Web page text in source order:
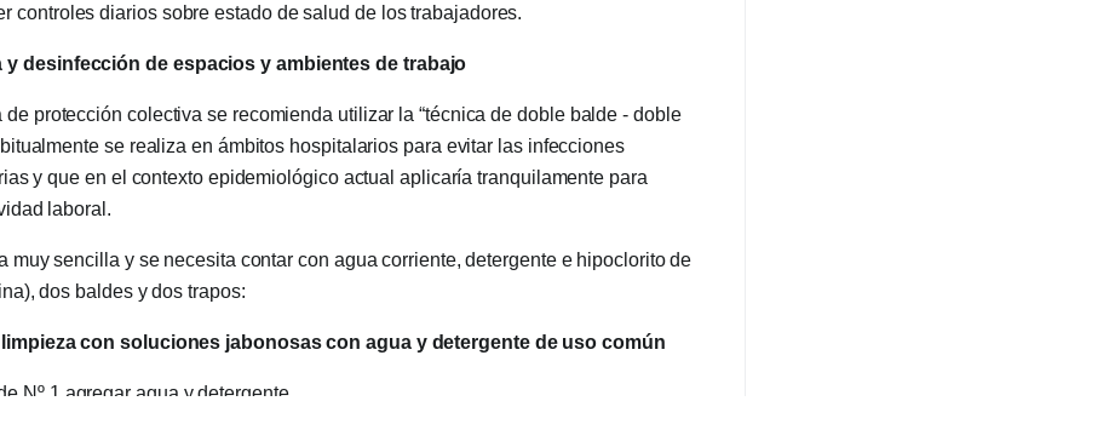
controles diarios sobre estado de salud de los trabajadores.
y desinfección de espacios y ambientes de trabajo
de protección colectiva se recomienda utilizar la “técnica de doble balde - doble
se realiza en ámbitos hospitalarios para evitar las infecciones
y que en el contexto epidemiológico actual aplicaría tranquilamente para
laboral.
muy sencilla y se necesita contar con agua corriente, detergente e hipoclorito de
dos baldes y dos trapos:
limpieza con soluciones jabonosas con agua y detergente de uso común
Nº 1 agregar agua y detergente.